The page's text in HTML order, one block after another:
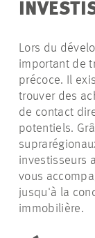
Lors du
important de
précoce. Il
trouver des
de contact
potentiels.
investisseurs
vous
jusqu'à la
immobilière.